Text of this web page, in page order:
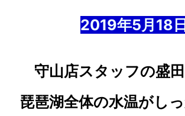
2019年5月18 日
守山店スタッフの盛田
琵琶湖全体の水温がし